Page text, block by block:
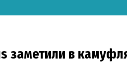
заметили в